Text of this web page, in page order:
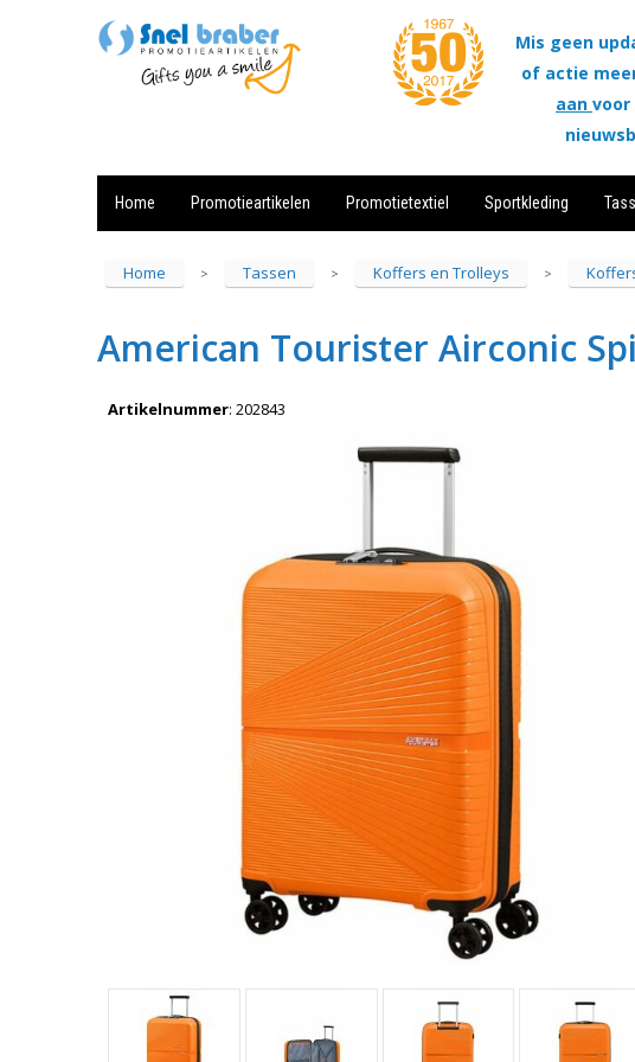
Mis geen
of actie
aan voor
Home Promotieartikelen Promotietextiel Sportkleding
Home > Tassen > Koffers en Trolleys >
American Tourister Airconic
Artikelnummer: 202843